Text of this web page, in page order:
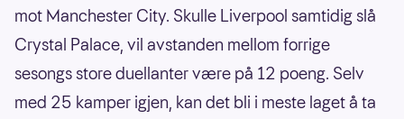
mot Manchester City. Skulle Liverpool samtidig slå
Crystal Palace, vil avstanden mellom forrige
sesongs store duellanter være på 12 poeng. Selv
med 25 kamper igjen, kan det bli i meste laget å ta